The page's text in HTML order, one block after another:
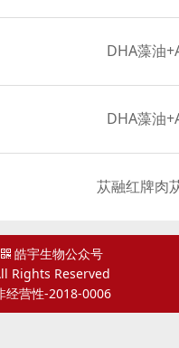
DHA藻油
DHA藻油
苁融红牌肉
皓宇生物公众号
Rights Reserved
经营性-2018-0006